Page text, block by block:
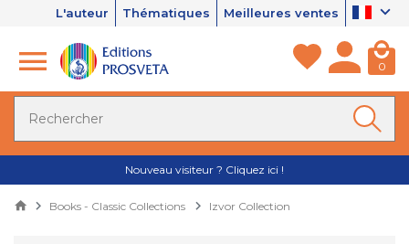
L'auteur Thématiques Meilleures ventes
0
Nouveau visiteur ? Cliquez ici !
Books - Classic Collections Izvor Collection